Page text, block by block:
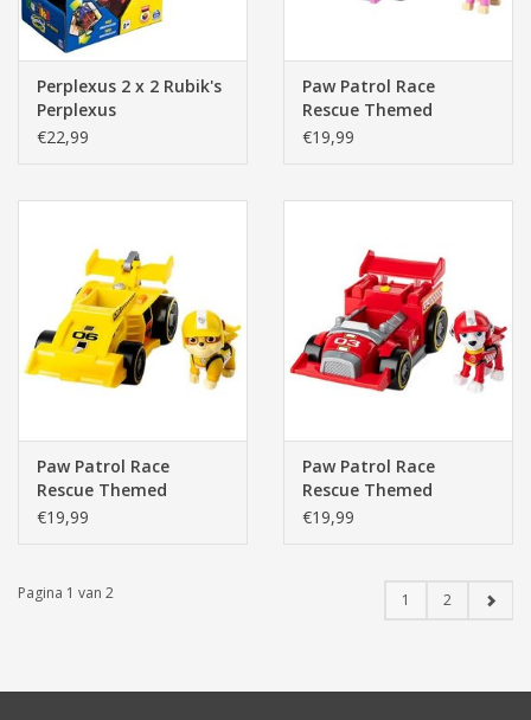
Perplexus 2 x 2 Rubik's
Perplexus
€22,99
Paw Patrol Race
Rescue Themed
Vehicles - Skye
€19,99
Paw Patrol Race
Rescue Themed
Vehicles - Rubble
€19,99
Paw Patrol Race
Rescue Themed
Vehicles - Marshall
€19,99
Pagina 1 van 2 1 2